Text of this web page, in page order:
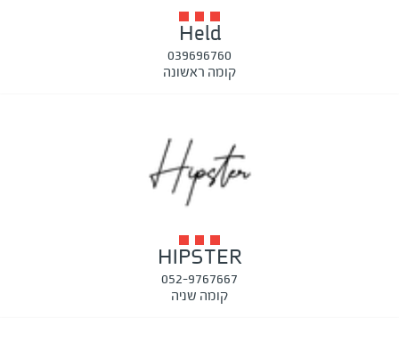
Held
039696760
קומה ראשונה
HIPSTER
052-9767667
קומה שניה